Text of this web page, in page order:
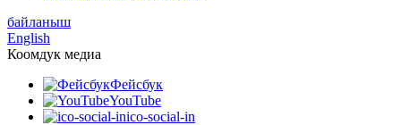
байланыш
English
Коомдук медиа
Фейсбук
YouTube
ico-social-in